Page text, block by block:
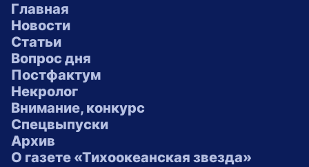
Главная
Новости
Статьи
Вопрос дня
Постфактум
Некролог
Внимание, конкурс
Спецвыпуски
Архив
О газете «Тихоокеанская звезда»